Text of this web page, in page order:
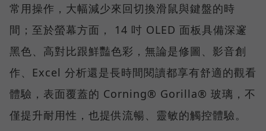
常用操作，大幅減少來回切換滑鼠與鍵盤的時
間；至於螢幕方面， 14 吋 OLED 面板具備深邃
黑色、高對比跟鮮豔色彩，無論是修圖、影音創
作、Excel 分析還是長時間閱讀都享有舒適的觀看
體驗，表面覆蓋的 Corning® Gorilla® 玻璃，不
僅提升耐用性，也提供流暢、靈敏的觸控體驗。